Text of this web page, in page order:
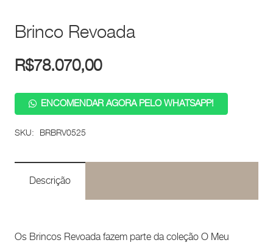
Brinco Revoada
R$78.070,00
ENCOMENDAR AGORA PELO WHATSAPP!
SKU: BRBRV0525
Descrição
Os Brincos Revoada fazem parte da coleção O Meu